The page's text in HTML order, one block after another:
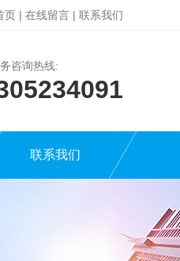
页 | 在线留言 | 联系我们
咨询热线:
联系我们